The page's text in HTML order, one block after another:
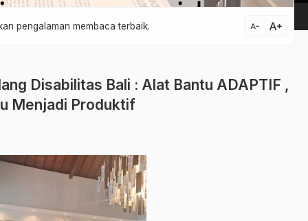
pengalaman membaca terbaik. text_decrease text_increase
Disabilitas Bali : Alat Bantu ADAPTIF ,
Menjadi Produktif